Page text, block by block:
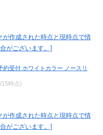
約受付 ホワイトカラー ノースリ
15時点)